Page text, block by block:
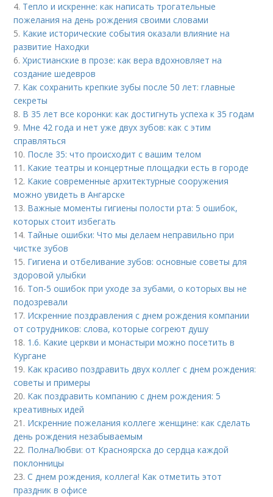
4. Тепло и искренне: как написать трогательные
пожелания на день рождения своими словами
5. Какие исторические события оказали влияние на
развитие Находки
6.Христианские в прозе: как вера вдохновляет на
создание шедевров
7. Как сохранить крепкие зубы после 50 лет: главные
секреты
8. В 35 лет все коронки: как достигнуть успеха к 35 годам
9. Мне 42 года и нет уже двух зубов: как с этим
справляться
10. После 35: что происходит с вашим телом
11. Какие театры и концертные площадки есть в городе
12. Какие современные архитектурные сооружения
можно увидеть в Ангарске
13. Важные моменты гигиены полости рта: 5 ошибок,
которых стоит избегать
14. Тайные ошибки: Что мы делаем неправильно при
чистке зубов
15. Гигиена и отбеливание зубов: основные советы для
здоровой улыбки
16. Топ-5 ошибок при уходе за зубами, о которых вы не
подозревали
17. Искренние поздравления с днем рождения компании
от сотрудников: слова, которые согреют душу
18. 1.6. Какие церкви и монастыри можно посетить в
Кургане
19. Как красиво поздравить двух коллег с днем рождения:
советы и примеры
20. Как поздравить компанию с днем рождения: 5
креативных идей
21. Искренние пожелания коллеге женщине: как сделать
день рождения незабываемым
22. ПолнаЛюбви: от Красноярска до сердца каждой
поклонницы
23.С днем рождения, коллега! Как отметить этот
праздник в офисе